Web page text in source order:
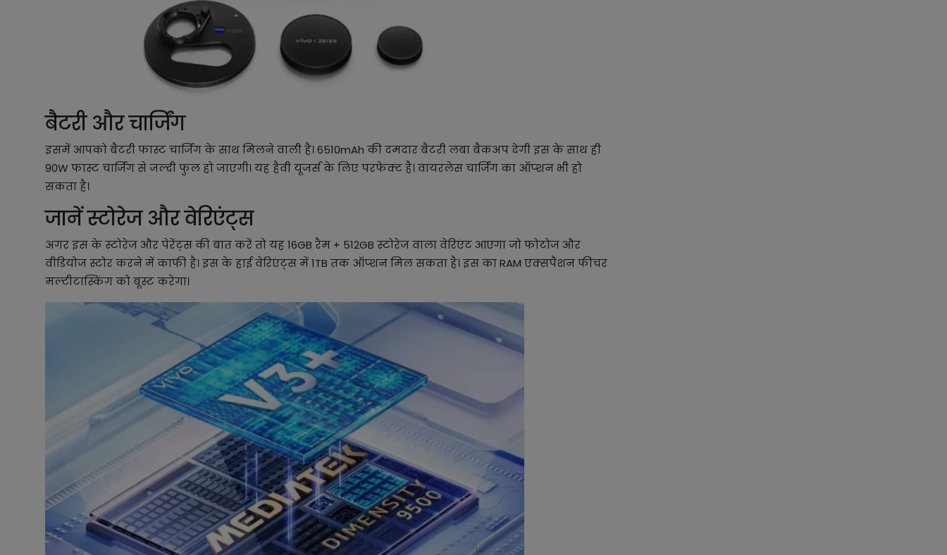
बैटरी और चार्जिंग
इसमें आपको बैटरी फास्ट चार्जिंग के साथ मिलने वाली है। 6510mAh की दमदार बैटरी लंबा बैकअप देगी इस के साथ ही
90W फास्ट चार्जिंग से जल्दी फुल हो जाएगी। यह हैवी यूजर्स के लिए परफेक्ट है। वायरलेस चार्जिंग का ऑप्शन भी हो
सकता है।
जानें स्टोरेज और वेरिएंट्स
अगर इस के स्टोरेज और पेरेंट्स की बात करें तो यह 16GB रैम + 512GB स्टोरेज वाला वेरिएंट आएगा जो फोटोज और
वीडियोज स्टोर करने में काफी है। इस के हाई वेरिएंट्स में 1TB तक ऑप्शन मिल सकता है। इस का RAM एक्सपैंशन फीचर
मल्टीटास्किंग को बूस्ट करेगा।